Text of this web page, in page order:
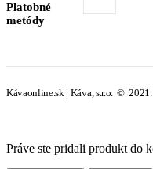
Platobné
metódy
Kávaonline.sk | Káva, s.r.o. ©
Práve ste pridali produkt do